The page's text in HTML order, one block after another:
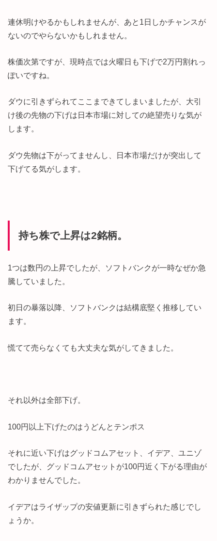
連休明けやるかもしれませんが、あと1日しかチャンスが
ないのでやらないかもしれません。
株価次第ですが、現時点では火曜日も下げで2万円割れっ
ぽいですね。
ダウに引きずられてここまできてしまいましたが、大引
け後の先物の下げは日本市場に対しての絶望売りな気が
します。
ダウ先物は下がってませんし、日本市場だけが突出して
下げてる気がします。
持ち株で上昇は2銘柄。
1つは数円の上昇でしたが、ソフトバンクが一時なぜか急
騰していました。
初日の暴落以降、ソフトバンクは結構底堅く推移してい
ます。
慌てて売らなくても大丈夫な気がしてきました。
それ以外は全部下げ。
100円以上下げたのはうどんとテンポス
それに近い下げはグッドコムアセット、イデア、ユニゾ
でしたが、グッドコムアセットが100円近く下がる理由が
わかりませんでした。
イデアはライザップの安値更新に引きずられた感じでし
ょうか。